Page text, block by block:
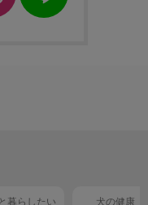
暮らしたい 犬の健康